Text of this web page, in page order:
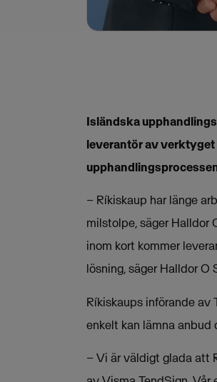
Isländska
leverantör av
– Ríkiskaup har länge
milstolpe, säger Halldor
inom kort kommer
lösning, säger Halldor O
Ríkiskaups införande
enkelt kan lämna
– Vi är väldigt glada att